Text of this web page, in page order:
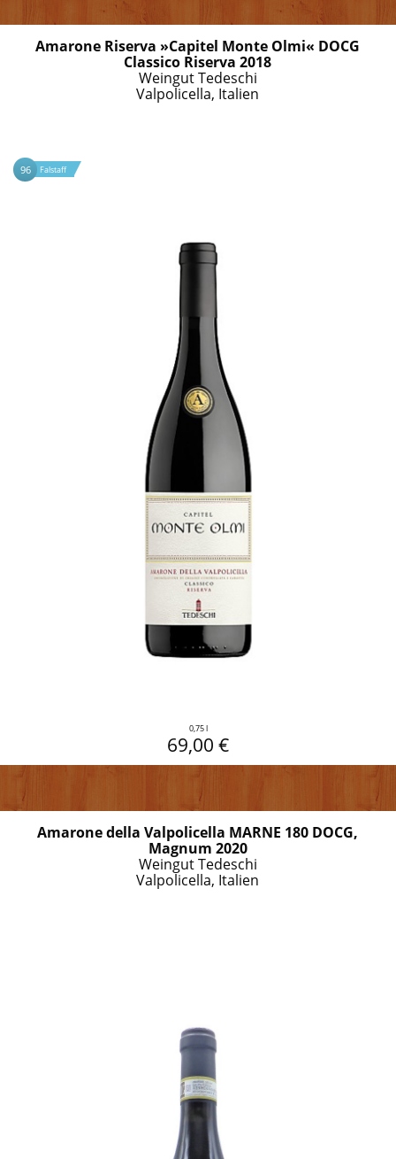
Amarone Riserva »Capitel Monte Olmi« DOCG
Classico Riserva 2018
Weingut Tedeschi
Valpolicella, Italien
96 Falstaff
0,75 l
69,00 €
Amarone della Valpolicella MARNE 180 DOCG,
Magnum 2020
Weingut Tedeschi
Valpolicella, Italien